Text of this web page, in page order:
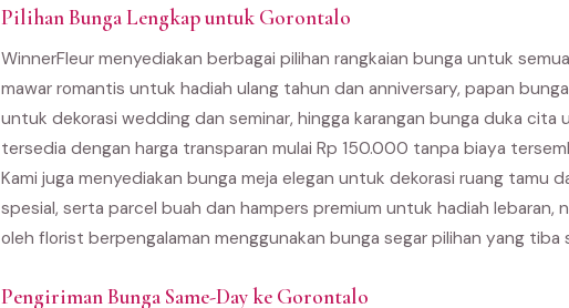
Pilihan Bunga Lengkap untuk Gorontalo
WinnerFleur menyediakan berbagai pilihan rangkaian bunga untuk
mawar romantis untuk hadiah ulang tahun dan anniversary, papan
untuk dekorasi wedding dan seminar, hingga karangan bunga duka cita
tersedia dengan harga transparan mulai Rp 150.000 tanpa biaya
Kami juga menyediakan bunga meja elegan untuk dekorasi ruang tamu
spesial, serta parcel buah dan hampers premium untuk hadiah lebaran,
oleh florist berpengalaman menggunakan bunga segar pilihan yang tiba
Pengiriman Bunga Same-Day ke Gorontalo